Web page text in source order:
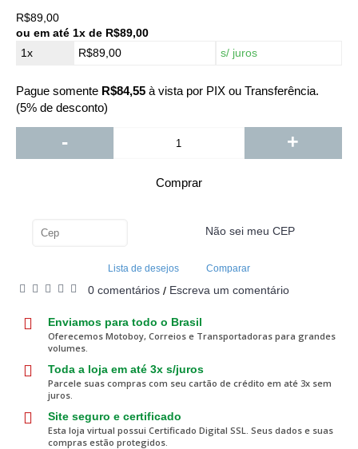
R$89,00
ou em até 1x de R$89,00
1x
R$89,00 s/ juros
Pague somente R$84,55 à vista por PIX ou Transferência.
(5% de desconto)
- +
Comprar
Não sei meu CEP
Lista de desejos Comparar
0 comentários / Escreva um comentário
Enviamos para todo o Brasil
Oferecemos Motoboy, Correios e Transportadoras para grandes
volumes.
Toda a loja em até 3x s/juros
Parcele suas compras com seu cartão de crédito em até 3x sem
juros.
Site seguro e certificado
Esta loja virtual possui Certificado Digital SSL. Seus dados e suas
compras estão protegidos.